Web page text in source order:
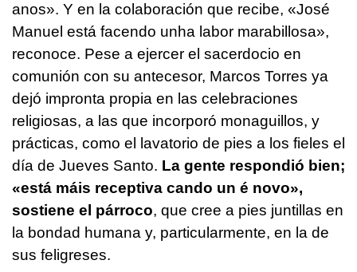
anos». Y en la colaboración que recibe, «José
Manuel está facendo unha labor marabillosa»,
reconoce. Pese a ejercer el sacerdocio en
comunión con su antecesor, Marcos Torres ya
dejó impronta propia en las celebraciones
religiosas, a las que incorporó monaguillos, y
prácticas, como el lavatorio de pies a los fieles el
día de Jueves Santo. La gente respondió bien;
«está máis receptiva cando un é novo»,
sostiene el párroco, que cree a pies juntillas en
la bondad humana y, particularmente, en la de
sus feligreses.